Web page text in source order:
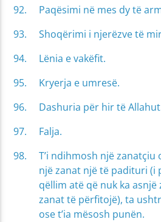
Paqësimi në mes dy të
Shoqërimi i njerëzve të
Lënia e vakëfit.
Kryerja e umresë.
Dashuria për hir të
Falja.
T’i ndihmosh një zanatçiu
një zanat një të padituri (i
qëllim atë që nuk ka asnjë
zanat të përfitojë), ta
ose t’ia mësosh punën.